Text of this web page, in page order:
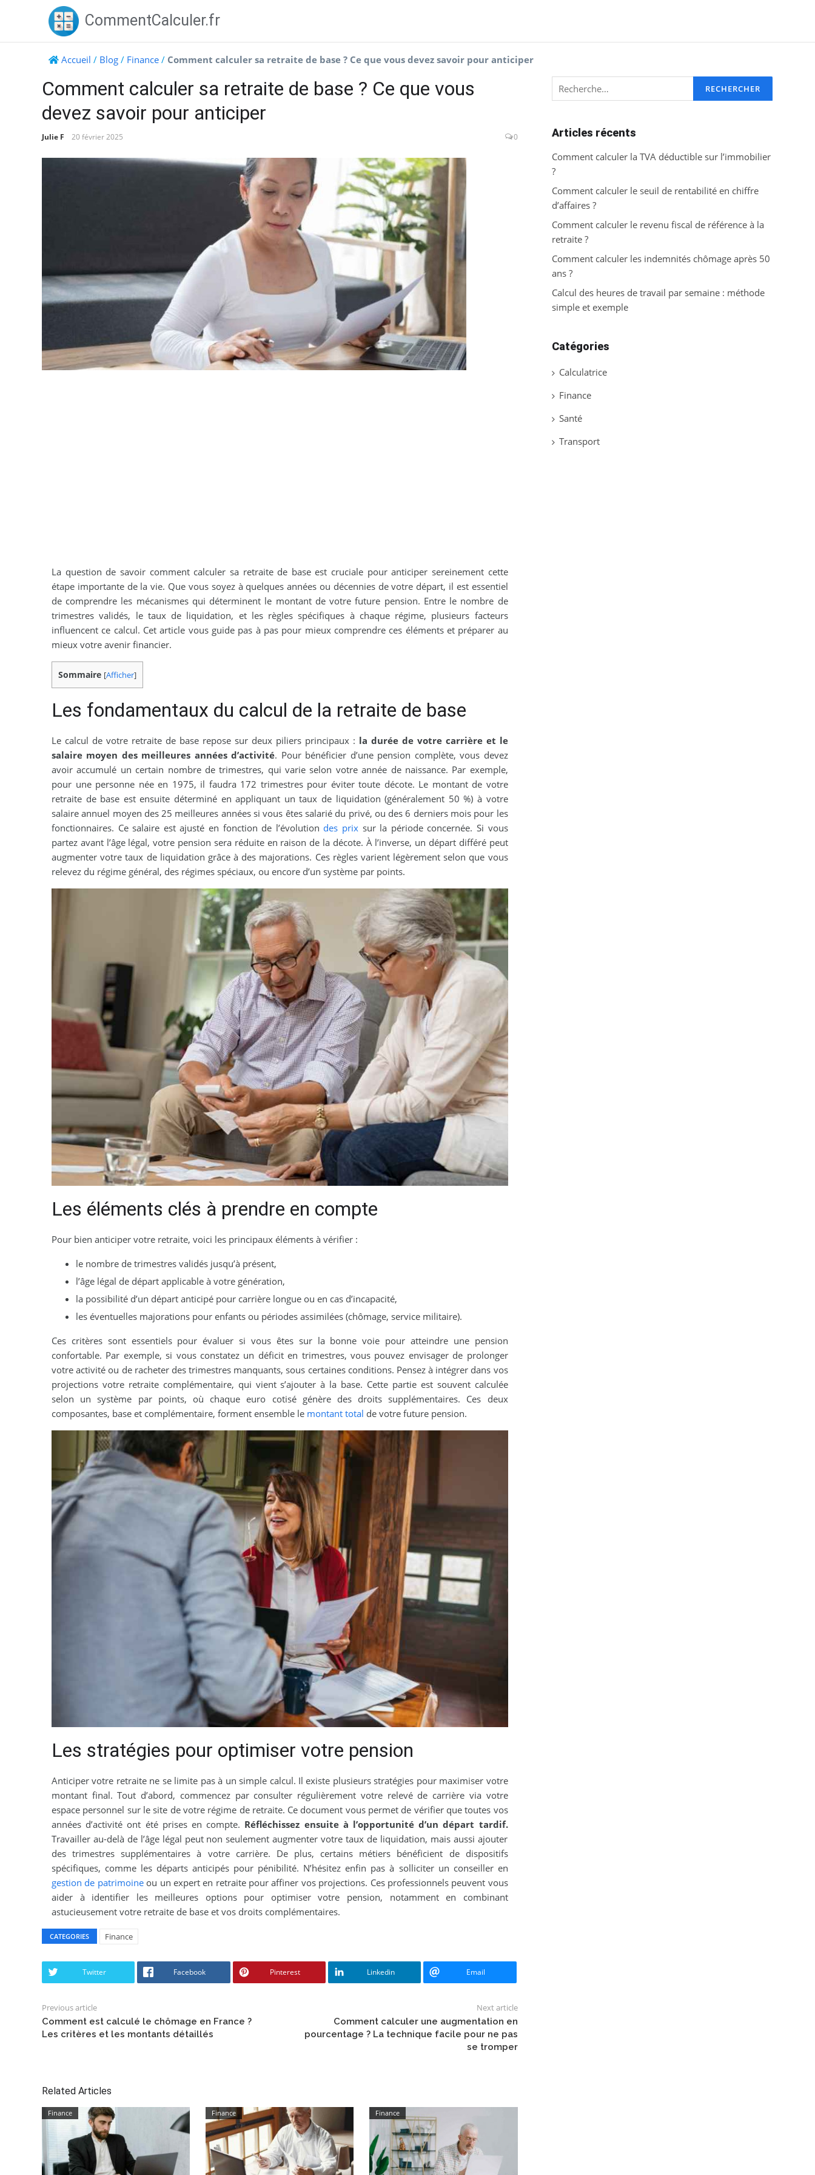
CommentCalculer.fr
Accueil / Blog / Finance / Comment calculer sa retraite de base ? Ce que vous devez savoir pour anticiper
Comment calculer sa retraite de base ? Ce que vous
devez savoir pour anticiper
Julie F 20 février 2025 0
La question de savoir comment calculer sa retraite de base est cruciale pour anticiper sereinement cette
étape importante de la vie. Que vous soyez à quelques années ou décennies de votre départ, il est essentiel
de comprendre les mécanismes qui déterminent le montant de votre future pension. Entre le nombre de
trimestres validés, le taux de liquidation, et les règles spécifiques à chaque régime, plusieurs facteurs
influencent ce calcul. Cet article vous guide pas à pas pour mieux comprendre ces éléments et préparer au
mieux votre avenir financier.
Sommaire [Afficher]
Les fondamentaux du calcul de la retraite de base
Le calcul de votre retraite de base repose sur deux piliers principaux : la durée de votre carrière et le
salaire moyen des meilleures années d’activité. Pour bénéficier d’une pension complète, vous devez
avoir accumulé un certain nombre de trimestres, qui varie selon votre année de naissance. Par exemple,
pour une personne née en 1975, il faudra 172 trimestres pour éviter toute décote. Le montant de votre
retraite de base est ensuite déterminé en appliquant un taux de liquidation (généralement 50 %) à votre
salaire annuel moyen des 25 meilleures années si vous êtes salarié du privé, ou des 6 derniers mois pour les
fonctionnaires. Ce salaire est ajusté en fonction de l’évolution des prix sur la période concernée. Si vous
partez avant l’âge légal, votre pension sera réduite en raison de la décote. À l’inverse, un départ différé peut
augmenter votre taux de liquidation grâce à des majorations. Ces règles varient légèrement selon que vous
relevez du régime général, des régimes spéciaux, ou encore d’un système par points.
Les éléments clés à prendre en compte
Pour bien anticiper votre retraite, voici les principaux éléments à vérifier :
le nombre de trimestres validés jusqu’à présent,
l’âge légal de départ applicable à votre génération,
la possibilité d’un départ anticipé pour carrière longue ou en cas d’incapacité,
les éventuelles majorations pour enfants ou périodes assimilées (chômage, service militaire).
Ces critères sont essentiels pour évaluer si vous êtes sur la bonne voie pour atteindre une pension
confortable. Par exemple, si vous constatez un déficit en trimestres, vous pouvez envisager de prolonger
votre activité ou de racheter des trimestres manquants, sous certaines conditions. Pensez à intégrer dans vos
projections votre retraite complémentaire, qui vient s’ajouter à la base. Cette partie est souvent calculée
selon un système par points, où chaque euro cotisé génère des droits supplémentaires. Ces deux
composantes, base et complémentaire, forment ensemble le montant total de votre future pension.
Les stratégies pour optimiser votre pension
Anticiper votre retraite ne se limite pas à un simple calcul. Il existe plusieurs stratégies pour maximiser votre
montant final. Tout d’abord, commencez par consulter régulièrement votre relevé de carrière via votre
espace personnel sur le site de votre régime de retraite. Ce document vous permet de vérifier que toutes vos
années d’activité ont été prises en compte. Réfléchissez ensuite à l’opportunité d’un départ tardif.
Travailler au-delà de l’âge légal peut non seulement augmenter votre taux de liquidation, mais aussi ajouter
des trimestres supplémentaires à votre carrière. De plus, certains métiers bénéficient de dispositifs
spécifiques, comme les départs anticipés pour pénibilité. N’hésitez enfin pas à solliciter un conseiller en
gestion de patrimoineou un expert en retraite pour affiner vos projections. Ces professionnels peuvent vous
aider à identifier les meilleures options pour optimiser votre pension, notamment en combinant
astucieusement votre retraite de base et vos droits complémentaires.
CATEGORIES Finance
Twitter Facebook Pinterest Linkedin Email
Previous article
Comment est calculé le chômage en France ?
Les critères et les montants détaillés
Next article
Comment calculer une augmentation en
pourcentage ? La technique facile pour ne pas
se tromper
Related Articles
Finance Finance Finance
Rechercher :
Articles récents
Comment calculer la TVA déductible sur l’immobilier
?
Comment calculer le seuil de rentabilité en chiffre
d’affaires ?
Comment calculer le revenu fiscal de référence à la
retraite ?
Comment calculer les indemnités chômage après 50
ans ?
Calcul des heures de travail par semaine : méthode
simple et exemple
Catégories
Calculatrice
Finance
Santé
Transport